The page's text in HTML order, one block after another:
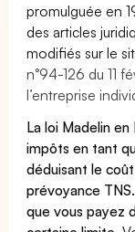
promulguée en
des articles
modifiés sur le
n°94-126 du 11
l’entreprise
La loi Madelin
impôts en tant
déduisant le
prévoyance
que vous payez